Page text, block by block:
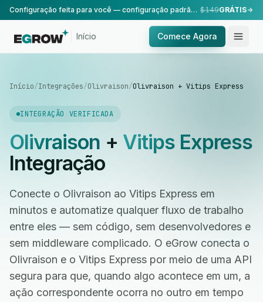
Configuração feita para você — configuração padrão, realizada pela nossa equipe. $149GRÁTIS
Início Comece Agora
Início/Integrações/Olivraison/Olivraison + Vitips Express
INTEGRAÇÃO VERIFICADA
Olivraison + Vitips Express
Integração
Conecte o Olivraison ao Vitips Express em
minutos e automatize qualquer fluxo de trabalho
entre eles — sem código, sem desenvolvedores e
sem middleware complicado. O eGrow conecta o
Olivraison e o Vitips Express por meio de uma API
segura para que, quando algo acontece em um, a
ação correspondente ocorra no outro em tempo